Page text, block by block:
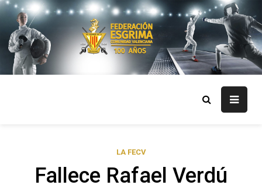
Skip
content
LA FECV
Fallece Rafael Verdú